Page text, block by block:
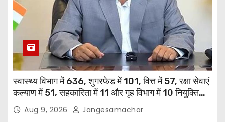
स्वास्थ्य विभाग में 636, शुगरफेड में 101, वित्त में 57, रक्षा सेवाएं
कल्याण में 51, सहकारिता में 11 और गृह विभाग में 10 नियुक्तियां
हुईं: मुख्यमंत्री भगवंत सिंह मान
Aug 9, 2026 Jangesamachar